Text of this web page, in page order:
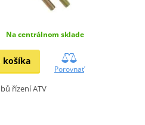
Na centrálnom sklade
košíka
Porovnať
řízení ATV